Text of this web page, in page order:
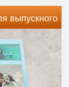
выпускного